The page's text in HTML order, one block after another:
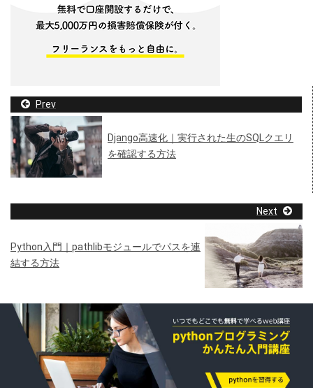
Prev
Django高速化｜実行された生のSQLクエリ
を確認する方法
Next
Python入門｜pathlibモジュールでパスを連
結する方法